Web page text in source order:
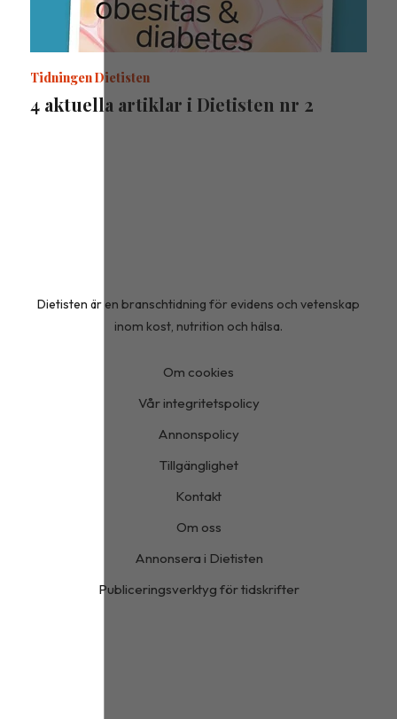
Tidningen Dietisten
4 aktuella artiklar i Dietisten nr 2
Dietisten är en branschtidning för evidens och vetenskap
inom kost, nutrition och hälsa.
Om cookies
Vår integritetspolicy
Annonspolicy
Tillgänglighet
Kontakt
Om oss
Annonsera i Dietisten
Publiceringsverktyg för tidskrifter